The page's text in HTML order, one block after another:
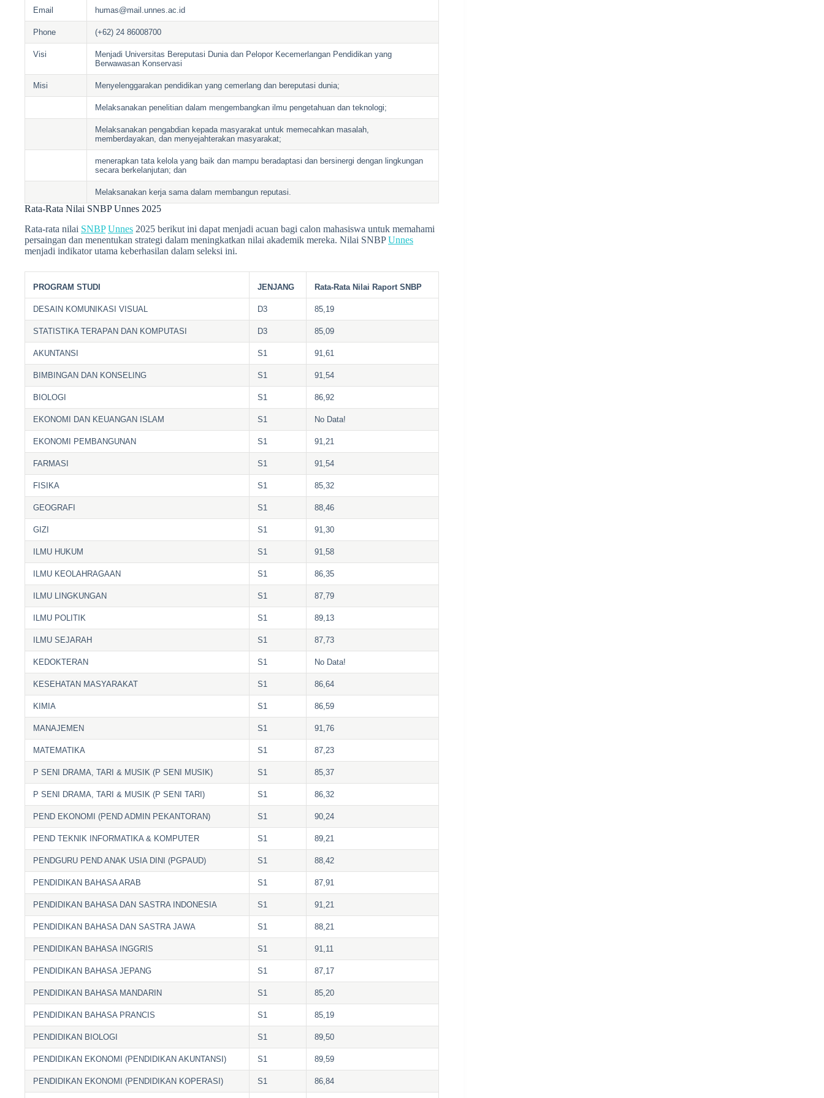
Email humas@mail.unnes.ac.id
Phone (+62) 24 86008700
Visi
Menjadi Universitas Bereputasi Dunia dan Pelopor Kecemerlangan Pendidikan yang
Berwawasan Konservasi
Misi Menyelenggarakan pendidikan yang cemerlang dan bereputasi dunia;
Melaksanakan penelitian dalam mengembangkan ilmu pengetahuan dan teknologi;
Melaksanakan pengabdian kepada masyarakat untuk memecahkan masalah,
memberdayakan, dan menyejahterakan masyarakat;
menerapkan tata kelola yang baik dan mampu beradaptasi dan bersinergi dengan lingkungan
secara berkelanjutan; dan
Melaksanakan kerja sama dalam membangun reputasi.
Rata-Rata Nilai SNBP Unnes 2025
Rata-rata nilai SNBP Unnes 2025 berikut ini dapat menjadi acuan bagi calon mahasiswa untuk memahami
persaingan dan menentukan strategi dalam meningkatkan nilai akademik mereka. Nilai SNBPUnnes
menjadi indikator utama keberhasilan dalam seleksi ini.
PROGRAM STUDI JENJANG Rata-Rata Nilai Raport SNBP
DESAIN KOMUNIKASI VISUAL D3 85,19
STATISTIKA TERAPAN DAN KOMPUTASI D3 85,09
AKUNTANSI S1 91,61
BIMBINGAN DAN KONSELING S1 91,54
BIOLOGI S1 86,92
EKONOMI DAN KEUANGAN ISLAM S1 No Data!
EKONOMI PEMBANGUNAN S1 91,21
FARMASI S1 91,54
FISIKA S1 85,32
GEOGRAFI S1 88,46
GIZI S1 91,30
ILMU HUKUM S1 91,58
ILMU KEOLAHRAGAAN S1 86,35
ILMU LINGKUNGAN S1 87,79
ILMU POLITIK S1 89,13
ILMU SEJARAH S1 87,73
KEDOKTERAN S1 No Data!
KESEHATAN MASYARAKAT S1 86,64
KIMIA S1 86,59
MANAJEMEN S1 91,76
MATEMATIKA S1 87,23
P SENI DRAMA, TARI & MUSIK (P SENI MUSIK) S1 85,37
P SENI DRAMA, TARI & MUSIK (P SENI TARI) S1 86,32
PEND EKONOMI (PEND ADMIN PEKANTORAN) S1 90,24
PEND TEKNIK INFORMATIKA & KOMPUTER S1 89,21
PENDGURU PEND ANAK USIA DINI (PGPAUD) S1 88,42
PENDIDIKAN BAHASA ARAB S1 87,91
PENDIDIKAN BAHASA DAN SASTRA INDONESIA S1 91,21
PENDIDIKAN BAHASA DAN SASTRA JAWA S1 88,21
PENDIDIKAN BAHASA INGGRIS S1 91,11
PENDIDIKAN BAHASA JEPANG S1 87,17
PENDIDIKAN BAHASA MANDARIN S1 85,20
PENDIDIKAN BAHASA PRANCIS S1 85,19
PENDIDIKAN BIOLOGI S1 89,50
PENDIDIKAN EKONOMI (PENDIDIKAN AKUNTANSI) S1 89,59
PENDIDIKAN EKONOMI (PENDIDIKAN KOPERASI) S1 86,84